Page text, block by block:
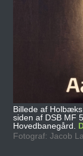
Billede af
siden af DSB MF
Hovedbanegård.
Fotograf: Jacob